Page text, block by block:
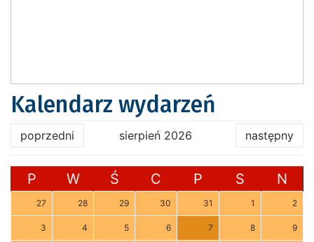
Kalendarz wydarzeń
poprzedni sierpień 2026 następny
P W Ś C P S N
27 28 29 30 31 1 2
3 4 5 6 7 8 9